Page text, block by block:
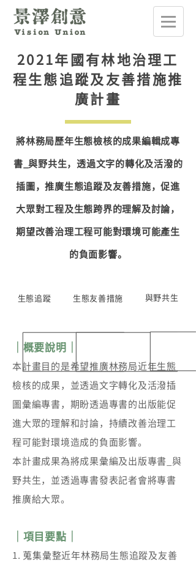
2021年國有林地治理工
程生態追蹤及友善措施推
廣計畫
將林務局歷年生態檢核的成果編輯成專
書_與野共生，透過文字的轉化及活潑的
插圖，推廣生態追蹤及友善措施，促進
大眾對工程及生態跨界的理解及討論，
期望改善治理工程可能對環境可能產生
的負面影響。
生態追蹤 生態友善措施 與野共生
｜概要說明｜
本計畫目的是希望推廣林務局近年生態
檢核的成果，並透過文字轉化及活潑插
圖彙編專書，期盼透過專書的出版能促
進大眾的理解和討論，持續改善治理工
程可能對環境造成的負面影響。
本計畫成果為將成果彙編及出版專書_與
野共生，並透過專書發表記者會將專書
推廣給大眾。
｜項目要點｜
1. 蒐集彙整近年林務局生態追蹤及友善